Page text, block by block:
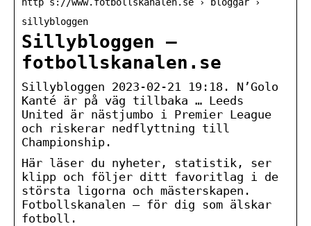
sillybloggen
Sillybloggen –
fotbollskanalen.se
Sillybloggen 2023-02-21 19:18. N’Golo
Kanté är på väg tillbaka … Leeds
United är nästjumbo i Premier League
och riskerar nedflyttning till
Championship.
Här läser du nyheter, statistik, ser
klipp och följer ditt favoritlag i de
största ligorna och mästerskapen.
Fotbollskanalen – för dig som älskar
fotboll.